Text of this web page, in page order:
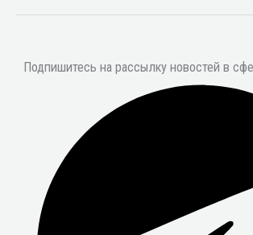
Подпишитесь на рассылку новостей в